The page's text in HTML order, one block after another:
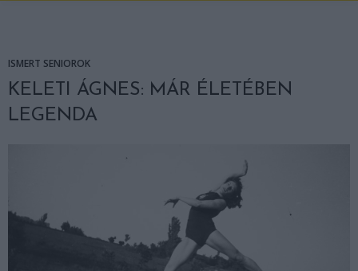
ISMERT SENIOROK
KELETI ÁGNES: MÁR ÉLETÉBEN
LEGENDA